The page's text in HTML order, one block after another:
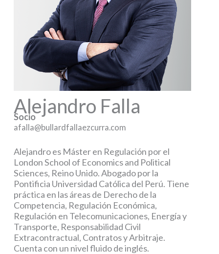
Alejandro Falla
Socio
afalla@bullardfallaezcurra.com
Alejandro es Máster en Regulación por el
London School of Economics and Political
Sciences, Reino Unido. Abogado por la
Pontificia Universidad Católica del Perú. Tiene
práctica en las áreas de Derecho de la
Competencia, Regulación Económica,
Regulación en Telecomunicaciones, Energía y
Transporte, Responsabilidad Civil
Extracontractual, Contratos y Arbitraje.
Cuenta con un nivel fluido de inglés.